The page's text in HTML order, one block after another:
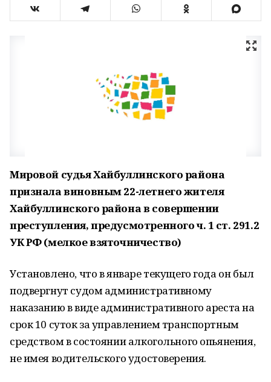
Мировой судья Хайбуллинского района
признала виновным 22-летнего жителя
Хайбуллинского района в совершении
преступления, предусмотренного ч. 1 ст. 291.2
УК РФ (мелкое взяточничество)
Установлено, что в январе текущего года он был
подвергнут судом административному
наказанию в виде административного ареста на
срок 10 суток за управлением транспортным
средством в состоянии алкогольного опьянения,
не имея водительского удостоверения.